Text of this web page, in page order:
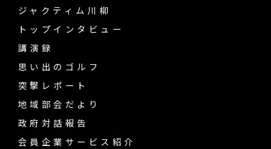
ジャクティム川柳
トップインタビュー
講演録
思い出のゴルフ
突撃レポート
地域部会だより
政府対話報告
会員企業サービス紹介